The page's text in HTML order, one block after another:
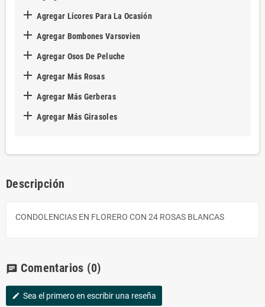
 Agregar Licores Para La Ocasión
 Agregar Bombones Varsovien
 Agregar Osos De Peluche
 Agregar Más Rosas
 Agregar Más Gerberas
 Agregar Más Girasoles
Descripción
CONDOLENCIAS EN FLORERO CON 24 ROSAS BLANCAS
chat Comentarios (0)
edit Sea el primero en escribir una reseña